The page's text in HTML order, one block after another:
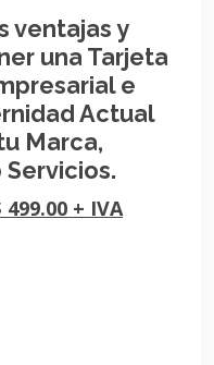
ventajas y
una Tarjeta
e
Actual
Marca,
+ IVA